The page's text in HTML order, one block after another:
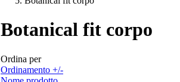
Botanical fit corpo
Ordina per
Ordinamento +/-